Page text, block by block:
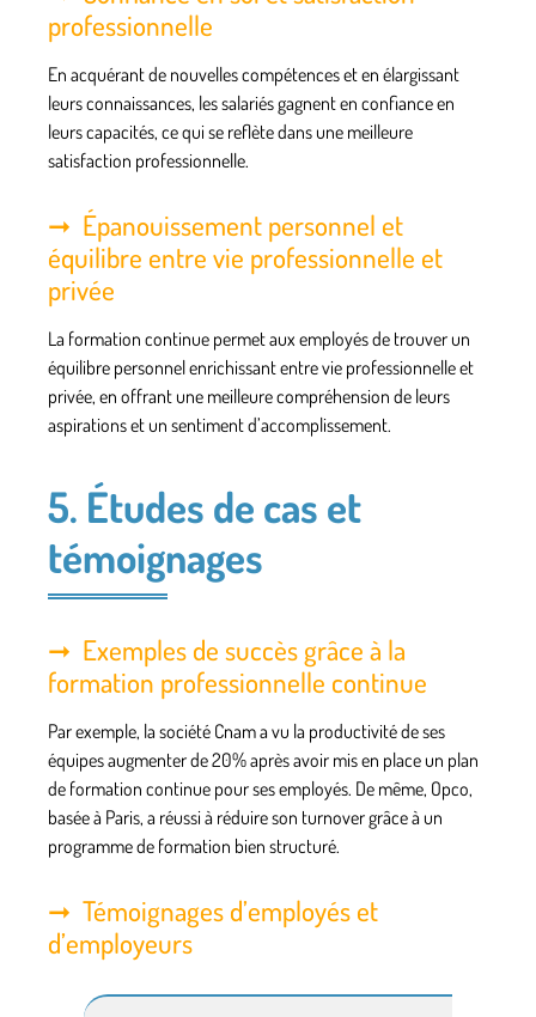
professionnelle
En acquérant de nouvelles compétences et en élargissant
leurs connaissances, les salariés gagnent en confiance en
leurs capacités, ce qui se reflète dans une meilleure
satisfaction professionnelle.
Épanouissement personnel et
équilibre entre vie professionnelle et
privée
La formation continue permet aux employés de trouver un
équilibre personnel enrichissant entre vie professionnelle et
privée, en offrant une meilleure compréhension de leurs
aspirations et un sentiment d’accomplissement.
5. Études de cas et
témoignages
Exemples de succès grâce à la
formation professionnelle continue
Par exemple, la société Cnama vu la productivité de ses
équipes augmenter de 20% après avoir mis en place un plan
de formation continue pour ses employés. De même, Opco,
basée à Paris, a réussi à réduire son turnover grâce à un
programme de formation bien structuré.
Témoignages d’employés et
d’employeurs